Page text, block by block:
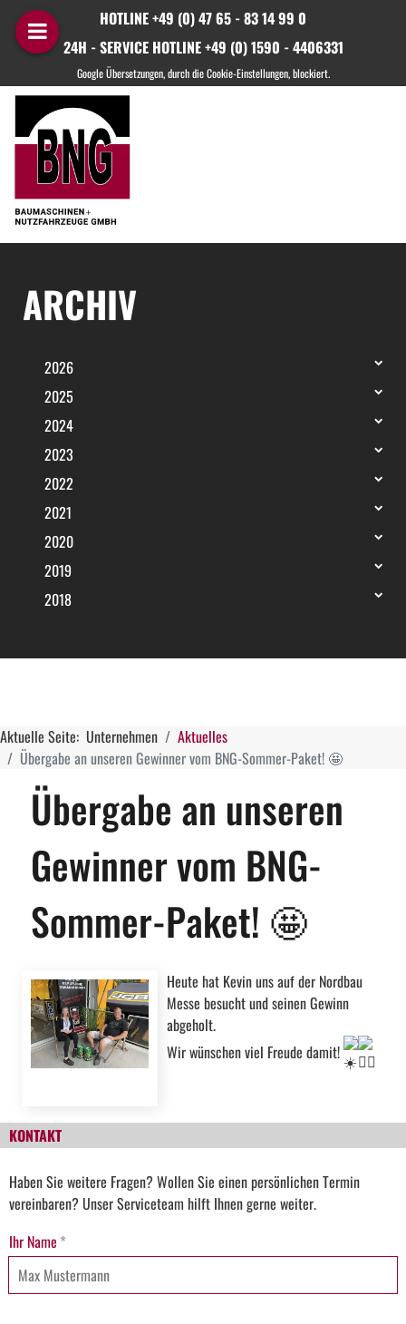
HOTLINE +49 (0) 47 65 - 83 14 99 0
24H - SERVICE HOTLINE +49 (0) 1590 - 4406331
ARCHIV
2026
2025
2024
2023
2022
2021
2020
2019
2018
Aktuelle Seite: Unternehmen
Aktuelles
Übergabe an unseren Gewinner vom BNG-Sommer-Paket! 🤩
Übergabe an unseren
Gewinner vom BNG-
Sommer-Paket! 🤩
Heute hat Kevin uns auf der Nordbau
Messe besucht und seinen Gewinn
abgeholt.
Wir wünschen viel Freude damit!
KONTAKT
Haben Sie weitere Fragen? Wollen Sie einen persönlichen Termin
vereinbaren? Unser Serviceteam hilft Ihnen gerne weiter.
Ihr Name *